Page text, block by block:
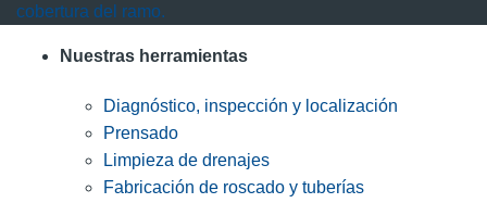
cobertura del ramo.
Nuestras herramientas
Diagnóstico, inspección y localización
Prensado
Limpieza de drenajes
Fabricación de roscado y tuberías